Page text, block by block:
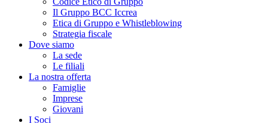
Il Gruppo BCC Iccrea
Etica di Gruppo e Whistleblowing
Strategia fiscale
Dove siamo
La sede
Le filiali
La nostra offerta
Famiglie
Imprese
Giovani
I Soci